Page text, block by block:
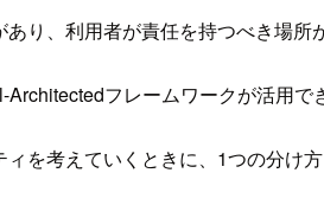
り、利用者が責任を持つべき場所
フレームワークが活用で
を考えていくときに、1つの分け方